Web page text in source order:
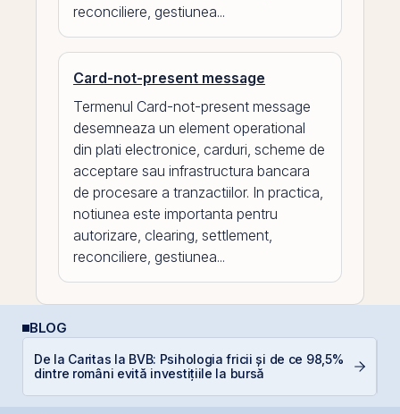
reconciliere, gestiunea...
Card-not-present message
Termenul Card-not-present message
desemneaza un element operational
din plati electronice, carduri, scheme de
acceptare sau infrastructura bancara
de procesare a tranzactiilor. In practica,
notiunea este importanta pentru
autorizare, clearing, settlement,
reconciliere, gestiunea...
BLOG
De la Caritas la BVB: Psihologia fricii și de ce 98,5%
dintre români evită investițiile la bursă